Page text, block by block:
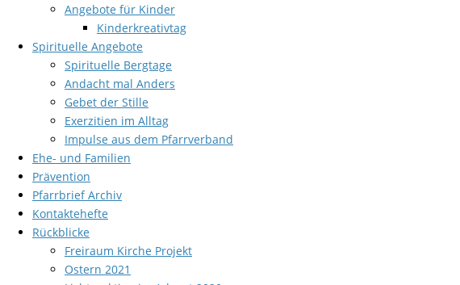
Angebote für Kinder
Kinderkreativtag
Spirituelle Angebote
Spirituelle Bergtage
Andacht mal Anders
Gebet der Stille
Exerzitien im Alltag
Impulse aus dem Pfarrverband
Ehe- und Familien
Prävention
Pfarrbrief Archiv
Kontaktehefte
Rückblicke
Freiraum Kirche Projekt
Ostern 2021